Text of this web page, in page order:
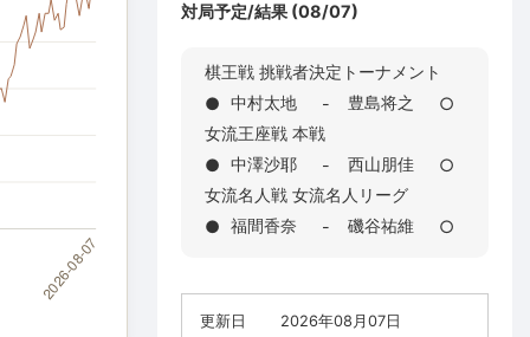
対局予定/結果 (08/07)
棋王戦 挑戦者決定トーナメント
● 中村太地 - 豊島将之
○
女流王座戦 本戦
● 中澤沙耶 - 西山朋佳
○
女流名人戦 女流名人リーグ
● 福間香奈 - 磯谷祐維 ○
更新日
2026年08月07日